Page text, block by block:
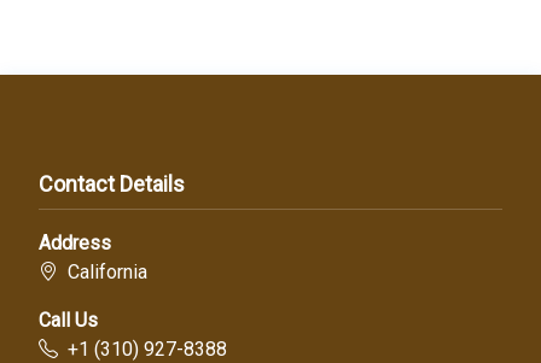
Contact Details
Address
California
Call Us
+1 (310) 927-8388